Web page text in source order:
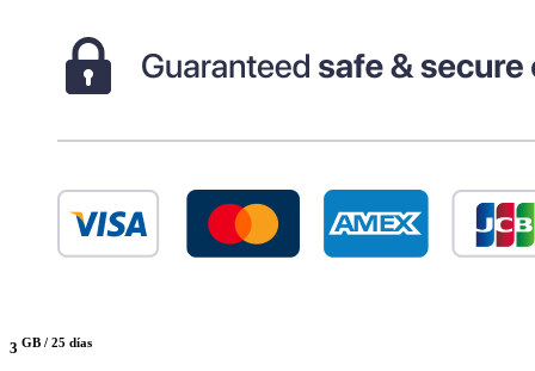
3 GB / 25 días